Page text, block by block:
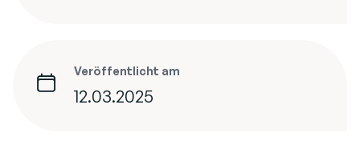
Veröffentlicht am
12.03.2025